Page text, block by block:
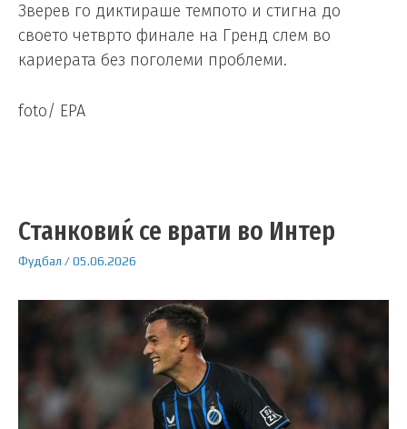
Зверев го диктираше темпото и стигна до
своето четврто финале на Гренд слем во
кариерата без поголеми проблеми.
foto/ EPA
Станковиќ се врати во Интер
Фудбал /05.06.2026